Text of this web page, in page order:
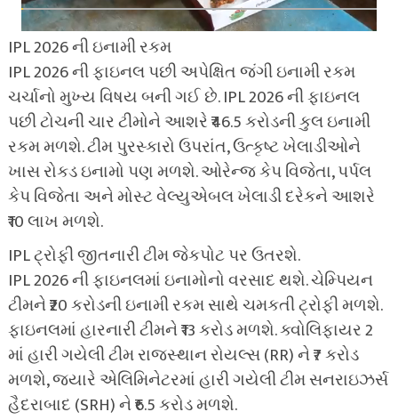
IPL 2026 ની ઇનામી રકમ
IPL 2026 ની ફાઇનલ પછી અપેક્ષિત જંગી ઇનામી રકમ
ચર્ચાનો મુખ્ય વિષય બની ગઈ છે. IPL 2026 ની ફાઇનલ
પછી ટોચની ચાર ટીમોને આશરે ₹46.5 કરોડની કુલ ઇનામી
રકમ મળશે. ટીમ પુરસ્કારો ઉપરાંત, ઉત્કૃષ્ટ ખેલાડીઓને
ખાસ રોકડ ઇનામો પણ મળશે. ઓરેન્જ કેપ વિજેતા, પર્પલ
કેપ વિજેતા અને મોસ્ટ વેલ્યુએબલ ખેલાડી દરેકને આશરે
₹10 લાખ મળશે.
IPL ટ્રોફી જીતનારી ટીમ જેકપોટ પર ઉતરશે.
IPL 2026 ની ફાઇનલમાં ઇનામોનો વરસાદ થશે. ચેમ્પિયન
ટીમને ₹20 કરોડની ઇનામી રકમ સાથે ચમકતી ટ્રોફી મળશે.
ફાઇનલમાં હારનારી ટીમને ₹13 કરોડ મળશે. ક્વોલિફાયર 2
માં હારી ગયેલી ટીમ રાજસ્થાન રોયલ્સ (RR) ને ₹7 કરોડ
મળશે, જ્યારે એલિમિનેટરમાં હારી ગયેલી ટીમ સનરાઇઝર્સ
હૈદરાબાદ (SRH) ને ₹6.5 કરોડ મળશે.